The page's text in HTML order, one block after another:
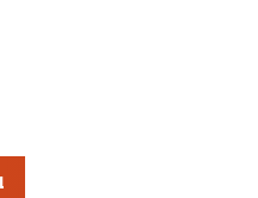
Raharja Serahkan